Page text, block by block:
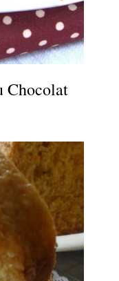
Chocolat